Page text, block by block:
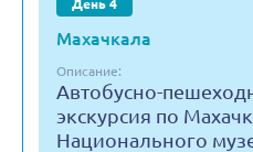
День 4
Махачкала
Описание:
Автобусно-
экскурсия по
Национального